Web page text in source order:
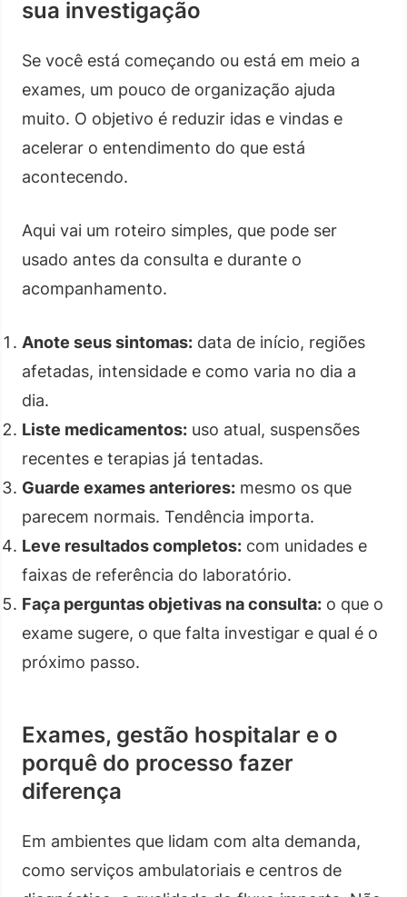
sua investigação
Se você está começando ou está em meio a
exames, um pouco de organização ajuda
muito. O objetivo é reduzir idas e vindas e
acelerar o entendimento do que está
acontecendo.
Aqui vai um roteiro simples, que pode ser
usado antes da consulta e durante o
acompanhamento.
Anote seus sintomas: data de início, regiões
afetadas, intensidade e como varia no dia a
dia.
Liste medicamentos: uso atual, suspensões
recentes e terapias já tentadas.
Guarde exames anteriores: mesmo os que
parecem normais. Tendência importa.
Leve resultados completos: com unidades e
faixas de referência do laboratório.
Faça perguntas objetivas na consulta: o que o
exame sugere, o que falta investigar e qual é o
próximo passo.
Exames, gestão hospitalar e o
porquê do processo fazer
diferença
Em ambientes que lidam com alta demanda,
como serviços ambulatoriais e centros de